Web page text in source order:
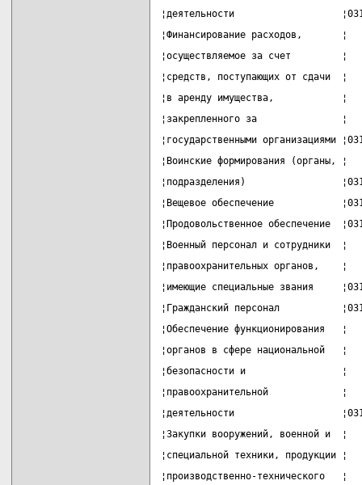
¦деятельности
¦Финансирование расходов,
¦осуществляемое за счет
¦средств, поступающих от
¦в аренду имущества,
¦закрепленного за
¦государственными организациями
¦Воинские формирования
¦подразделения)
¦Вещевое обеспечение
¦Продовольственное обеспечение
¦Военный персонал и
¦правоохранительных
¦имеющие специальные звания
¦Гражданский персонал
¦Обеспечение
¦органов в сфере
¦безопасности и
¦правоохранительной
¦деятельности
¦Закупки вооружений,
¦специальной техники,
¦производственно-